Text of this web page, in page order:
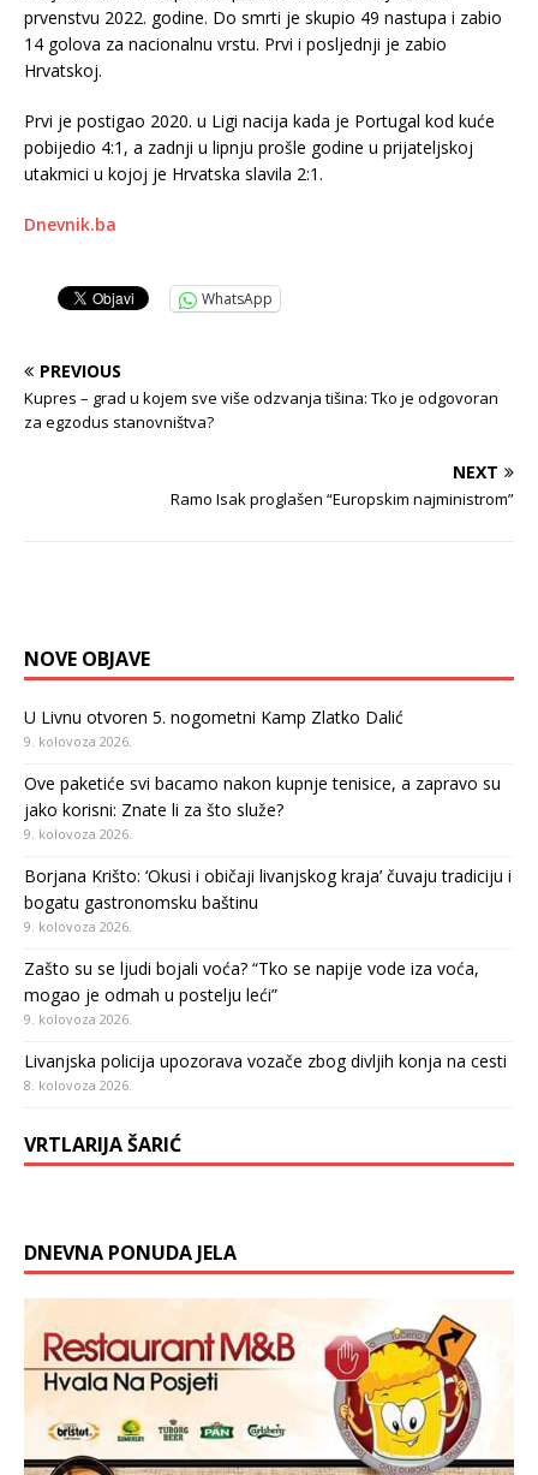
prvenstvu 2022. godine. Do smrti je skupio 49 nastupa i zabio
14 golova za nacionalnu vrstu. Prvi i posljednji je zabio
Hrvatskoj.
Prvi je postigao 2020. u Ligi nacija kada je Portugal kod kuće
pobijedio 4:1, a zadnji u lipnju prošle godine u prijateljskoj
utakmici u kojoj je Hrvatska slavila 2:1.
Dnevnik.ba
WhatsApp
PREVIOUS
Kupres – grad u kojem sve više odzvanja tišina: Tko je odgovoran
za egzodus stanovništva?
NEXT
Ramo Isak proglašen “Europskim najministrom”
NOVE OBJAVE
U Livnu otvoren 5. nogometni Kamp Zlatko Dalić
9. kolovoza 2026.
Ove paketiće svi bacamo nakon kupnje tenisice, a zapravo su
jako korisni: Znate li za što služe?
9. kolovoza 2026.
Borjana Krišto: ‘Okusi i običaji livanjskog kraja’ čuvaju tradiciju i
bogatu gastronomsku baštinu
9. kolovoza 2026.
Zašto su se ljudi bojali voća? “Tko se napije vode iza voća,
mogao je odmah u postelju leći”
9. kolovoza 2026.
Livanjska policija upozorava vozače zbog divljih konja na cesti
8. kolovoza 2026.
VRTLARIJA ŠARIĆ
DNEVNA PONUDA JELA